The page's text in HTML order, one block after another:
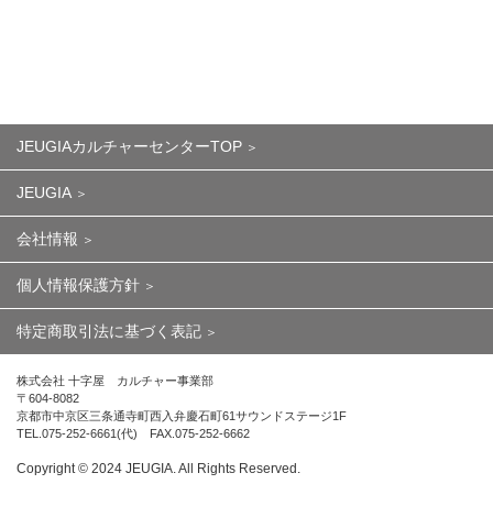
JEUGIAカルチャーセンターTOP
JEUGIA
会社情報
個人情報保護方針
特定商取引法に基づく表記
株式会社 十字屋 カルチャー事業部
〒604-8082
京都市中京区三条通寺町西入弁慶石町61サウンドステージ1F
TEL.075-252-6661(代) FAX.075-252-6662
Copyright ©︎ 2024 JEUGIA. All Rights Reserved.